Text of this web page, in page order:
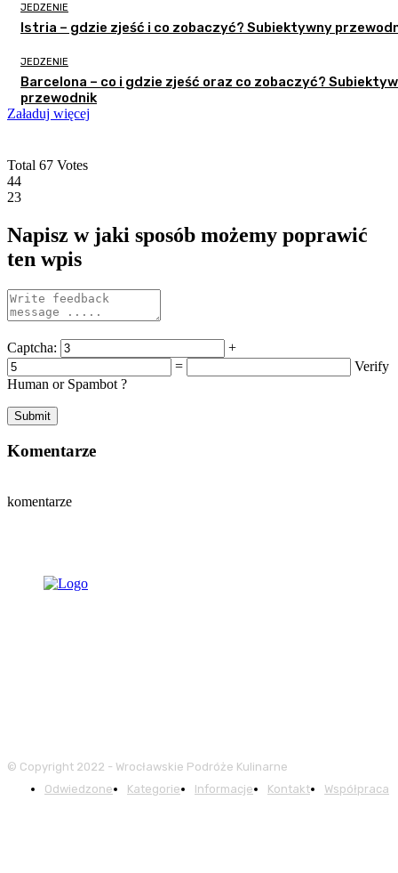
JEDZENIE
Istria – gdzie zjeść i co zobaczyć? Subiektywny
JEDZENIE
Barcelona – co i gdzie zjeść oraz co zobaczyć?
przewodnik
Załaduj więcej
Total 67 Votes
44
23
Napisz w jaki sposób możemy poprawić
ten wpis
Captcha:
+
=
Verify
Human or Spambot ?
Komentarze
komentarze
© Copyright 2022 - Wrocławskie Podróże Kulinarne
Odwiedzone
Kategorie Informacje Kontakt Współpraca